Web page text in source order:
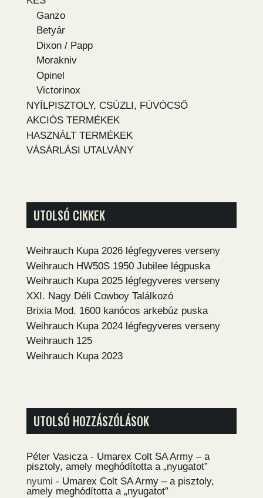
Ganzo
Betyár
Dixon / Papp
Morakniv
Opinel
Victorinox
NYÍLPISZTOLY, CSÚZLI, FÚVÓCSŐ
AKCIÓS TERMÉKEK
HASZNÁLT TERMÉKEK
VÁSÁRLÁSI UTALVÁNY
UTOLSÓ CIKKEK
Weihrauch Kupa 2026 légfegyveres verseny
Weihrauch HW50S 1950 Jubilee légpuska
Weihrauch Kupa 2025 légfegyveres verseny
XXI. Nagy Déli Cowboy Találkozó
Brixia Mod. 1600 kanócos arkebúz puska
Weihrauch Kupa 2024 légfegyveres verseny
Weihrauch 125
Weihrauch Kupa 2023
UTOLSÓ HOZZÁSZÓLÁSOK
Péter Vasicza - Umarex Colt SA Army – a
pisztoly, amely meghódította a „nyugatot”
nyumi - Umarex Colt SA Army – a pisztoly,
amely meghódította a „nyugatot”